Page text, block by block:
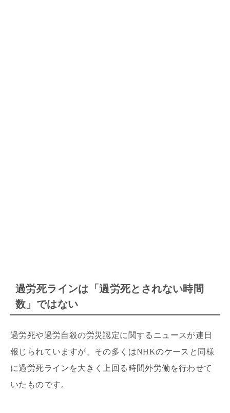
過労死ラインは「過労死とされない時間
数」ではない
過労死や過労自殺の労災認定に関するニュースが連日
報じられていますが、その多くはNHKのケースと同様
に過労死ラインを大きく上回る時間外労働を行わせて
いたものです。